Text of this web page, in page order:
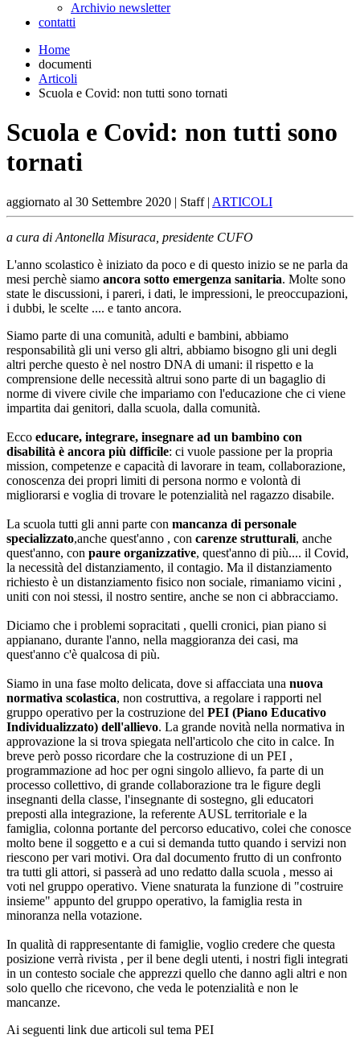
Archivio newsletter
contatti
Home
documenti
Articoli
Scuola e Covid: non tutti sono tornati
Scuola e Covid: non tutti sono
tornati
aggiornato al 30 Settembre 2020 | Staff | ARTICOLI
a cura di Antonella Misuraca, presidente CUFO
L'anno scolastico è iniziato da poco e di questo inizio se ne parla da
mesi perchè siamo ancora sotto emergenza sanitaria. Molte sono
state le discussioni, i pareri, i dati, le impressioni, le preoccupazioni,
i dubbi, le scelte .... e tanto ancora.
Siamo parte di una comunità, adulti e bambini, abbiamo
responsabilità gli uni verso gli altri, abbiamo bisogno gli uni degli
altri perche questo è nel nostro DNA di umani: il rispetto e la
comprensione delle necessità altrui sono parte di un bagaglio di
norme di vivere civile che impariamo con l'educazione che ci viene
impartita dai genitori, dalla scuola, dalla comunità.
Ecco educare, integrare, insegnare ad un bambino con
disabilità è ancora più difficile: ci vuole passione per la propria
mission, competenze e capacità di lavorare in team, collaborazione,
conoscenza dei propri limiti di persona normo e volontà di
migliorarsi e voglia di trovare le potenzialità nel ragazzo disabile.
La scuola tutti gli anni parte con mancanza di personale
specializzato,anche quest'anno , con carenze strutturali, anche
quest'anno, con paure organizzative, quest'anno di più.... il Covid,
la necessità del distanziamento, il contagio. Ma il distanziamento
richiesto è un distanziamento fisico non sociale, rimaniamo vicini ,
uniti con noi stessi, il nostro sentire, anche se non ci abbracciamo.
Diciamo che i problemi sopracitati , quelli cronici, pian piano si
appianano, durante l'anno, nella maggioranza dei casi, ma
quest'anno c'è qualcosa di più.
Siamo in una fase molto delicata, dove si affacciata una nuova
normativa scolastica, non costruttiva, a regolare i rapporti nel
gruppo operativo per la costruzione del PEI (Piano Educativo
Individualizzato) dell'allievo. La grande novità nella normativa in
approvazione la si trova spiegata nell'articolo che cito in calce. In
breve però posso ricordare che la costruzione di un PEI ,
programmazione ad hoc per ogni singolo allievo, fa parte di un
processo collettivo, di grande collaborazione tra le figure degli
insegnanti della classe, l'insegnante di sostegno, gli educatori
preposti alla integrazione, la referente AUSL territoriale e la
famiglia, colonna portante del percorso educativo, colei che conosce
molto bene il soggetto e a cui si demanda tutto quando i servizi non
riescono per vari motivi. Ora dal documento frutto di un confronto
tra tutti gli attori, si passerà ad uno redatto dalla scuola , messo ai
voti nel gruppo operativo. Viene snaturata la funzione di "costruire
insieme" appunto del gruppo operativo, la famiglia resta in
minoranza nella votazione.
In qualità di rappresentante di famiglie, voglio credere che questa
posizione verrà rivista , per il bene degli utenti, i nostri figli integrati
in un contesto sociale che apprezzi quello che danno agli altri e non
solo quello che ricevono, che veda le potenzialità e non le
mancanze.
Ai seguenti link due articoli sul tema PEI